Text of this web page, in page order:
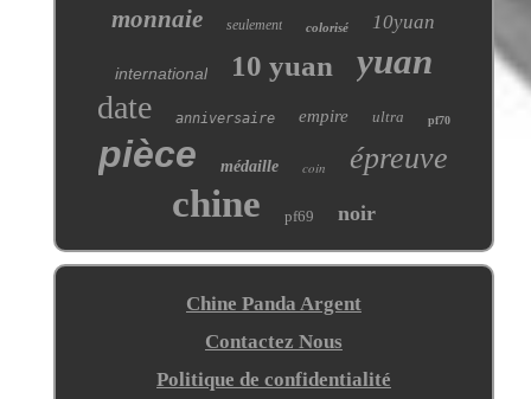
monnaie seulement colorisé 10yuan
international 10 yuan yuan
date anniversaire empire ultra pf70
pièce médaille coin épreuve
chine pf69 noir
Chine Panda Argent
Contactez Nous
Politique de confidentialité